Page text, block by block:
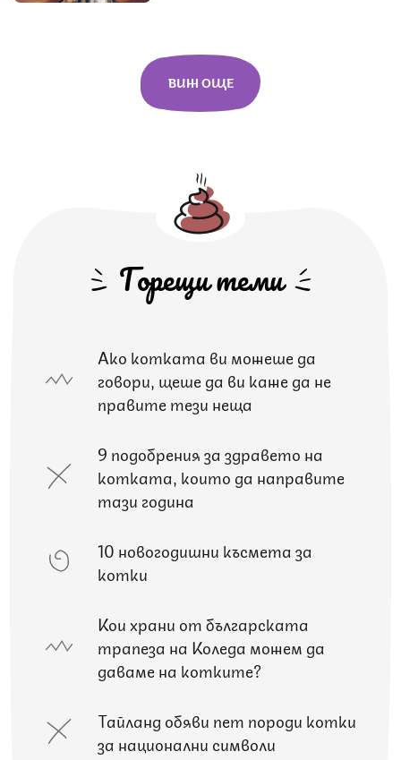
ВИЖ ОЩЕ
Горещи теми
Ако котката ви можеше да
говори, щеше да ви каже да не
правите тези неща
9 подобрения за здравето на
котката, които да направите
тази година
10 новогодишни късмета за
котки
Кои храни от българската
трапеза на Коледа можем да
даваме на котките?
Тайланд обяви пет породи котки
за национални символи